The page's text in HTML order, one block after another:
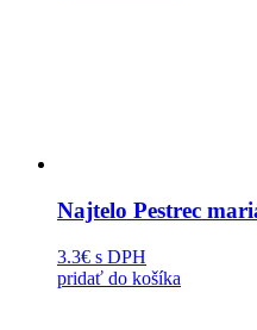
Najtelo Pestrec
3.3€ s DPH
pridať do košíka